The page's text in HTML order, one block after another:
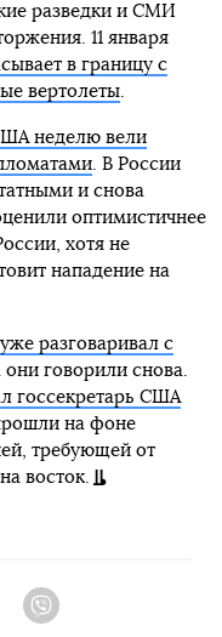
разведки и СМИ
11 января
в границу с
вертолеты.
неделю вели
. В России
и снова
оптимистичнее
хотя не
нападение на
разговаривал с
они говорили снова.
госсекретарь США
на фоне
требующей от
восток.
Telegram